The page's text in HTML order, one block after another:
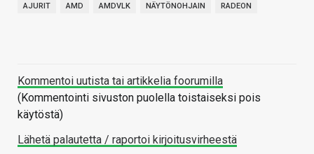
AJURIT AMD AMDVLK NÄYTÖNOHJAIN RADEON
Kommentoi uutista tai artikkelia foorumilla
(Kommentointi sivuston puolella toistaiseksi pois
käytöstä)
Lähetä palautetta / raportoi kirjoitusvirheestä